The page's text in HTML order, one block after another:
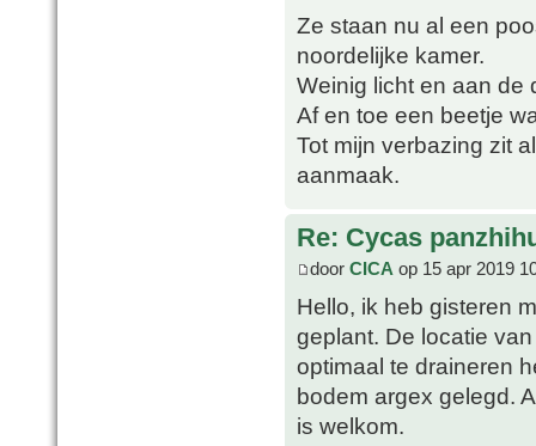
Ze staan nu al een
noordelijke kamer.
Weinig licht en aan de
Af en toe een beetje
Tot mijn verbazing zit
aanmaak.
Re: Cycas
door CICA op 15 apr 2019
Hello, ik heb gisteren
geplant. De locatie
optimaal te draineren
bodem argex gelegd.
is welkom.